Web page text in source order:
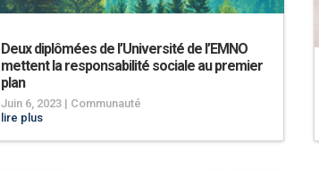
Deux diplômées de l’Université de l’EMNO
mettent la responsabilité sociale au premier
plan
Juin 6, 2023 | Communauté
lire plus